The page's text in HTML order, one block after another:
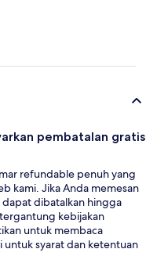
pembatalan gratis
refundable penuh yang
kami. Jika Anda memesan
dibatalkan hingga
kebijakan
untuk membaca
syarat dan ketentuan